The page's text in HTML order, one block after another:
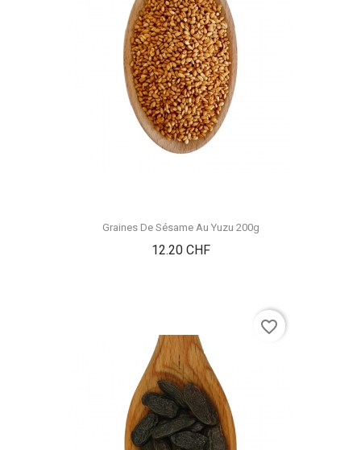
Graines De Sésame Au Yuzu 200g
12.20 CHFPrix
favorite_border